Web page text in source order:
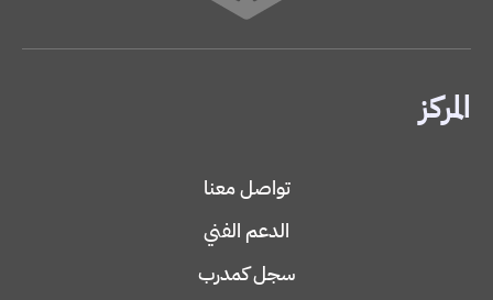
المركز
تواصل معنا
الدعم الفني
سجل كمدرب